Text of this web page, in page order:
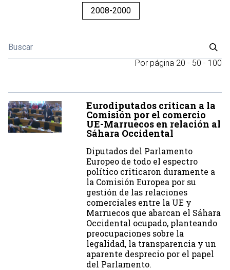
2008-2000
Por página 20 - 50 - 100
Eurodiputados critican a la
Comisión por el comercio
UE-Marruecos en relación al
Sáhara Occidental
Diputados del Parlamento
Europeo de todo el espectro
político criticaron duramente a
la Comisión Europea por su
gestión de las relaciones
comerciales entre la UE y
Marruecos que abarcan el Sáhara
Occidental ocupado, planteando
preocupaciones sobre la
legalidad, la transparencia y un
aparente desprecio por el papel
del Parlamento.